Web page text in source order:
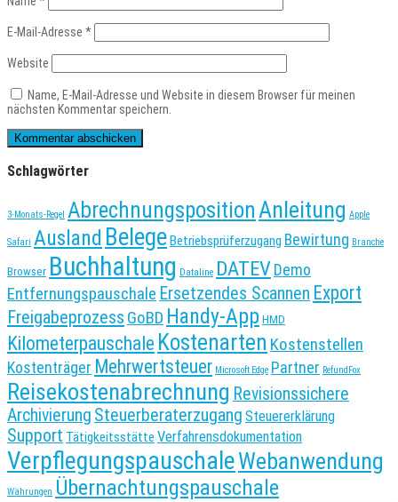
E-Mail-Adresse *
Website
Name, E-Mail-Adresse und Website in diesem Browser für meinen
nächsten Kommentar speichern.
Schlagwörter
3-Monats-Regel AbrechnungspositionAnleitung Apple
Safari Ausland BelegeBetriebsprüferzugang Bewirtung Branche
Browser Buchhaltung Dataline DATEVDemo
Entfernungspauschale Ersetzendes Scannen Export
Freigabeprozess GoBD Handy-App HMD
Kilometerpauschale Kostenarten Kostenstellen
Kostenträger Mehrwertsteuer Microsoft Edge Partner RefundFox
Reisekostenabrechnung Revisionssichere
Archivierung Steuerberaterzugang Steuererklärung
Support Tätigkeitsstätte Verfahrensdokumentation
VerpflegungspauschaleWebanwendung
Währungen Übernachtungspauschale